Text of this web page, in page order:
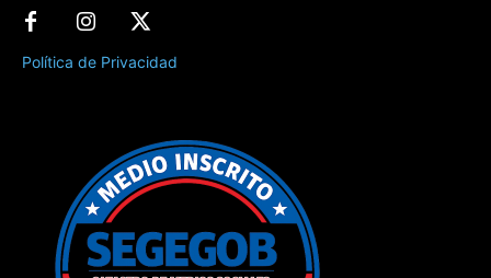
Política de Privacidad